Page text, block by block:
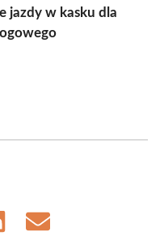
jazdy w kasku dla
Share